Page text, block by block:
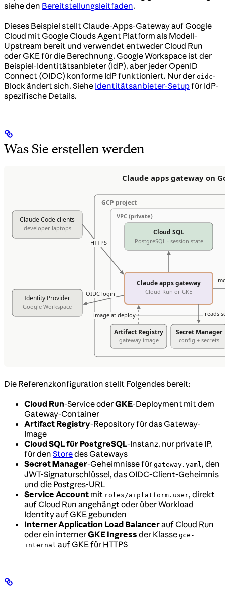
siehe den Bereitstellungsleitfaden.
Dieses Beispiel stellt Claude-Apps-Gateway auf Google
Cloud mit Google Clouds Agent Platform als Modell-
Upstream bereit und verwendet entweder Cloud Run
oder GKE für die Berechnung. Google Workspace ist der
Beispiel-Identitätsanbieter (IdP), aber jeder OpenID
Connect (OIDC) konforme IdP funktioniert. Nur der oidc-
Block ändert sich. Siehe Identitätsanbieter-Setupfür IdP-
spezifische Details.
Was Sie erstellen werden
Die Referenzkonfiguration stellt Folgendes bereit:
Cloud Run-Service oderGKE-Deployment mit dem
Gateway-Container
Artifact Registry-Repository für das Gateway-
Image
Cloud SQL für PostgreSQL-Instanz, nur private IP,
für den Storedes Gateways
Secret Manager-Geheimnisse für gateway.yaml, den
JWT-Signaturschlüssel, das OIDC-Client-Geheimnis
und die Postgres-URL
Service Account mit roles/aiplatform.user, direkt
auf Cloud Run angehängt oder über Workload
Identity auf GKE gebunden
Interner Application Load Balancerauf Cloud Run
oder ein internerGKE Ingress der Klasse gce-
internal auf GKE für HTTPS